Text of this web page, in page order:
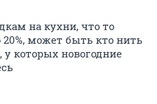
на кухни, что то
может быть кто нить
которых новогодние